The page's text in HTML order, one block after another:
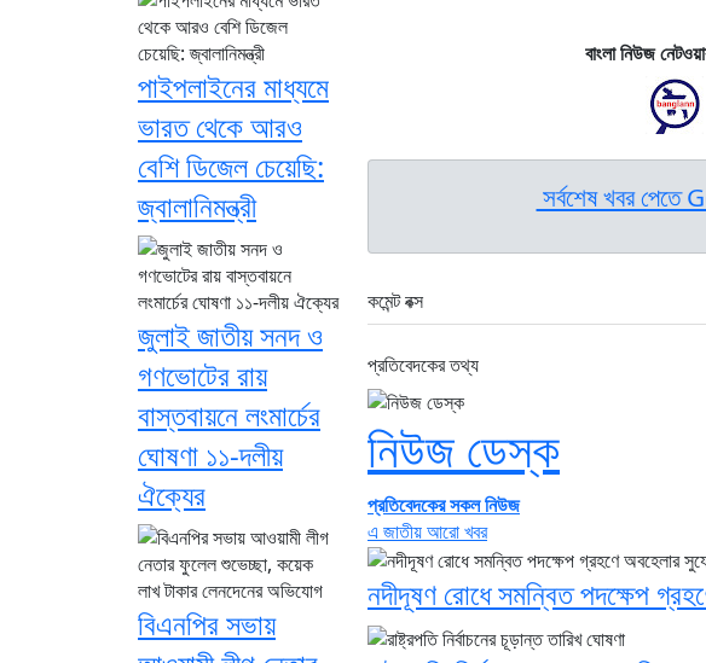
বাংলা নিউজ
সর্বশেষ খবর
কমেন্ট বক্স
প্রতিবেদকের তথ্য
নিউজ ডেস্ক
প্রতিবেদকের সকল নিউজ
এ জাতীয় আরো খবর
নদীদূষণ রোধে সমন্বিত পদক্ষেপ
পাইপলাইনের মাধ্যমে
ভারত থেকে আরও
বেশি ডিজেল চেয়েছি:
জ্বালানিমন্ত্রী
জুলাই জাতীয় সনদ ও
গণভোটের রায়
বাস্তবায়নে লংমার্চের
ঘোষণা ১১-দলীয়
ঐক্যের
বিএনপির সভায়